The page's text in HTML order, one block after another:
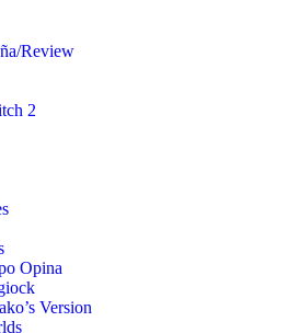
Review
2
Opina
Version